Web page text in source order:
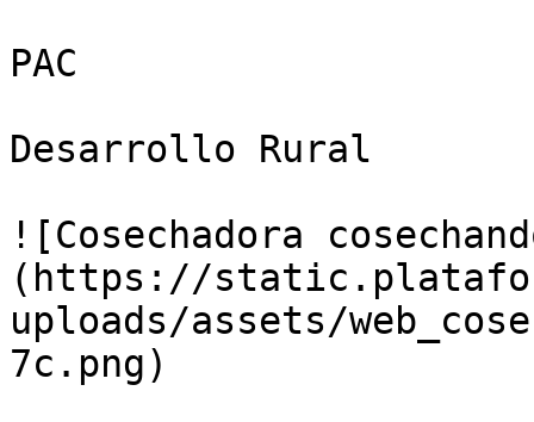
PAC
Desarrollo Rural
![Cosechadora
(https://
uploads/assets/
7c.png)